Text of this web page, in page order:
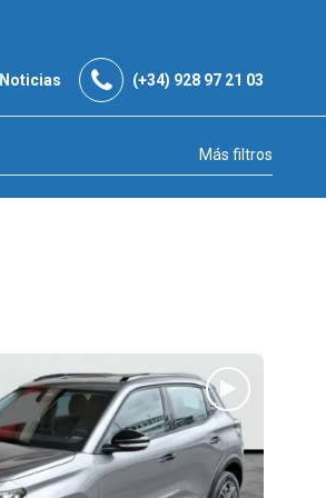
Noticias (+34) 928 97 21 03
Más filtros